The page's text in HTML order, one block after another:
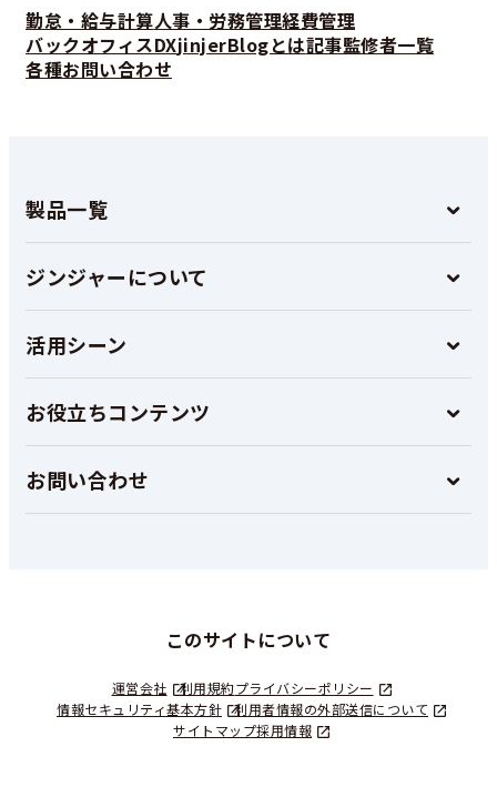
勤怠・給与計算人事・労務管理経費管理
バックオフィスDXjinjerBlogとは記事監修者一覧
各種お問い合わせ
製品一覧
ジンジャーについて
活用シーン
お役立ちコンテンツ
お問い合わせ
このサイトについて
運営会社 利用規約プライバシーポリシー
情報セキュリティ基本方針
利用者情報の外部送信について
サイトマップ採用情報